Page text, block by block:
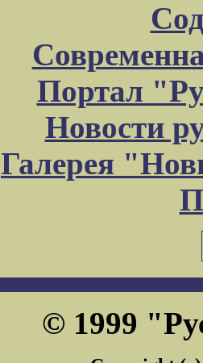
Портал
Новости
Галерея
© 1999